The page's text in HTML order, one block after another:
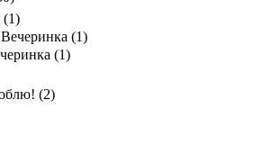
(1)
(1)
(1)
(2)